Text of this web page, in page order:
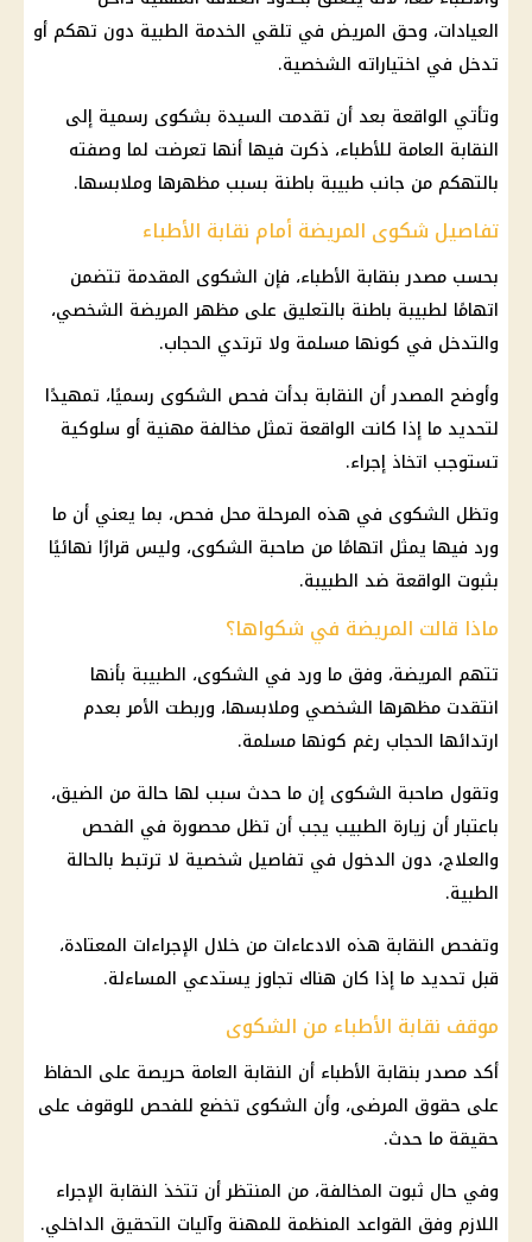
العيادات، وحق المريض في تلقي الخدمة الطبية دون تهكم أو
تدخل في اختياراته الشخصية.
وتأتي الواقعة بعد أن تقدمت السيدة بشكوى رسمية إلى
النقابة العامة للأطباء، ذكرت فيها أنها تعرضت لما وصفته
بالتهكم من جانب طبيبة باطنة بسبب مظهرها وملابسها.
تفاصيل شكوى المريضة أمام نقابة الأطباء
بحسب مصدر بنقابة الأطباء، فإن الشكوى المقدمة تتضمن
اتهامًا لطبيبة باطنة بالتعليق على مظهر المريضة الشخصي،
والتدخل في كونها مسلمة ولا ترتدي الحجاب.
وأوضح المصدر أن النقابة بدأت فحص الشكوى رسميًا، تمهيدًا
لتحديد ما إذا كانت الواقعة تمثل مخالفة مهنية أو سلوكية
تستوجب اتخاذ إجراء.
وتظل الشكوى في هذه المرحلة محل فحص، بما يعني أن ما
ورد فيها يمثل اتهامًا من صاحبة الشكوى، وليس قرارًا نهائيًا
بثبوت الواقعة ضد الطبيبة.
ماذا قالت المريضة في شكواها؟
تتهم المريضة، وفق ما ورد في الشكوى، الطبيبة بأنها
انتقدت مظهرها الشخصي وملابسها، وربطت الأمر بعدم
ارتدائها الحجاب رغم كونها مسلمة.
وتقول صاحبة الشكوى إن ما حدث سبب لها حالة من الضيق،
باعتبار أن زيارة الطبيب يجب أن تظل محصورة في الفحص
والعلاج، دون الدخول في تفاصيل شخصية لا ترتبط بالحالة
الطبية.
وتفحص النقابة هذه الادعاءات من خلال الإجراءات المعتادة،
قبل تحديد ما إذا كان هناك تجاوز يستدعي المساءلة.
موقف نقابة الأطباء من الشكوى
أكد مصدر بنقابة الأطباء أن النقابة العامة حريصة على الحفاظ
على حقوق المرضى، وأن الشكوى تخضع للفحص للوقوف على
حقيقة ما حدث.
وفي حال ثبوت المخالفة، من المنتظر أن تتخذ النقابة الإجراء
اللازم وفق القواعد المنظمة للمهنة وآليات التحقيق الداخلي.